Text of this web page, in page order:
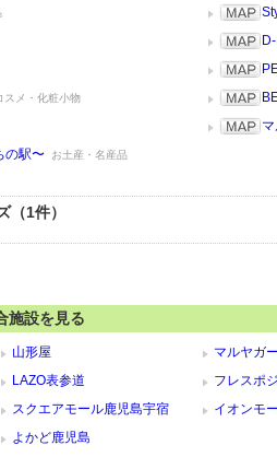
スメ・化粧小物
の駅〜
お土産・名産品
1件）
施設を見る
山形屋
マルヤガ
LAZO表参道
フレスポ
スクエアモール鹿児島宇宿
イオンモ
よかど鹿児島